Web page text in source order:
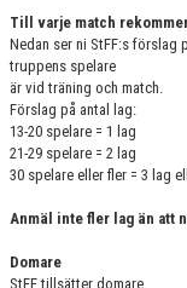
Till varje match
Nedan ser ni StFF:s förslag
truppens spelare
är vid träning och match.
Förslag på antal lag:
13-20 spelare = 1 lag
21-29 spelare = 2 lag
30 spelare eller fler = 3 lag
Anmäl inte fler lag än att
Domare
StFF tillsätter domare.